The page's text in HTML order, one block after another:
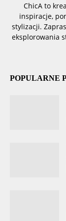
ChicA to
inspiracje,
stylizacji.
eksplorowania
POPULARNE